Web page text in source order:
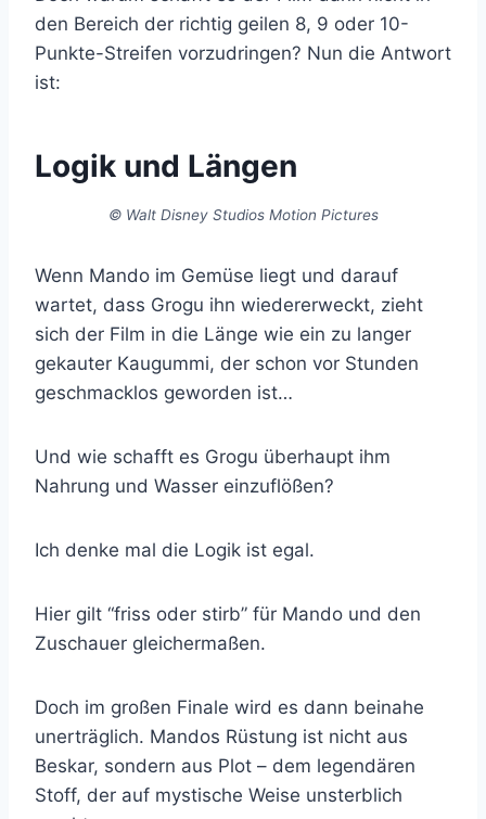
den Bereich der richtig geilen 8, 9 oder 10-
Punkte-Streifen vorzudringen? Nun die Antwort
ist:
Logik und Längen
© Walt Disney Studios Motion Pictures
Wenn Mando im Gemüse liegt und darauf
wartet, dass Grogu ihn wiedererweckt, zieht
sich der Film in die Länge wie ein zu langer
gekauter Kaugummi, der schon vor Stunden
geschmacklos geworden ist…
Und wie schafft es Grogu überhaupt ihm
Nahrung und Wasser einzuflößen?
Ich denke mal die Logik ist egal.
Hier gilt “friss oder stirb” für Mando und den
Zuschauer gleichermaßen.
Doch im großen Finale wird es dann beinahe
unerträglich. Mandos Rüstung ist nicht aus
Beskar, sondern aus Plot – dem legendären
Stoff, der auf mystische Weise unsterblich